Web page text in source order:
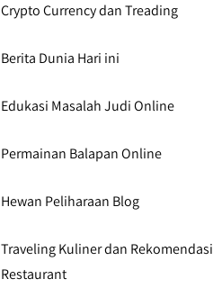
Crypto Currency dan Treading
Berita Dunia Hari ini
Edukasi Masalah Judi Online
Permainan Balapan Online
Hewan Peliharaan Blog
Traveling Kuliner dan Rekomendasi
Restaurant